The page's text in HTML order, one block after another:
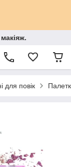
для повік